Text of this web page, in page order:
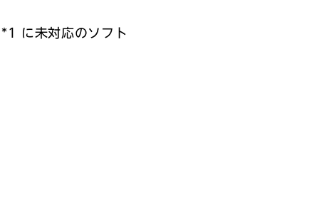
に未対応のソフト